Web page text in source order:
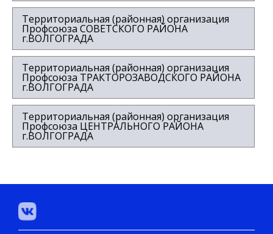
Территориальная (районная) организация
Профсоюза СОВЕТСКОГО РАЙОНА
г.ВОЛГОГРАДА
Территориальная (районная) организация
Профсоюза ТРАКТОРОЗАВОДСКОГО РАЙОНА
г.ВОЛГОГРАДА
Территориальная (районная) организация
Профсоюза ЦЕНТРАЛЬНОГО РАЙОНА
г.ВОЛГОГРАДА